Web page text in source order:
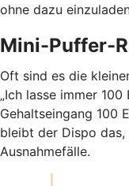
ohne dazu
Mini-Puffer-
Oft sind es die
„Ich lasse immer
Gehaltseingang 100
bleibt der Dispo
Ausnahmefälle.